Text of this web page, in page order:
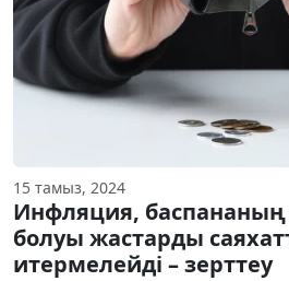
15 тамыз, 2024
Инфляция, баспананың
болуы жастарды
итермелейді – зерттеу